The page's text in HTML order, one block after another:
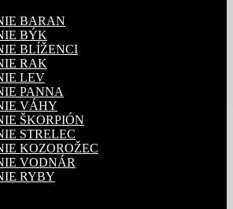
BARAN
BÝK
BLÍŽENCI
RAK
LEV
PANNA
VÁHY
ŠKORPIÓN
STRELEC
KOZOROŽEC
VODNÁR
RYBY